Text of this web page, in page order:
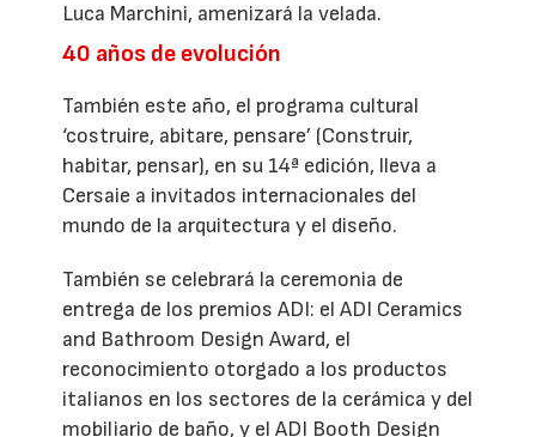
Luca Marchini, amenizará la velada.
40 años de evolución
También este año, el programa cultural
‘costruire, abitare, pensare’ (Construir,
habitar, pensar), en su 14ª edición, lleva a
Cersaie a invitados internacionales del
mundo de la arquitectura y el diseño.
También se celebrará la ceremonia de
entrega de los premios ADI: el ADI Ceramics
and Bathroom Design Award, el
reconocimiento otorgado a los productos
italianos en los sectores de la cerámica y del
mobiliario de baño, y el ADI Booth Design